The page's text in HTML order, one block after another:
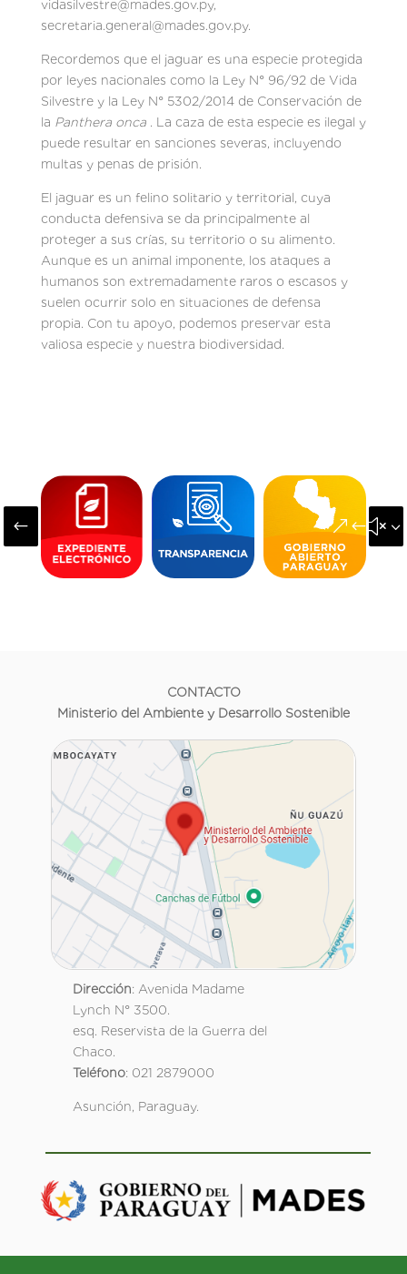
vidasilvestre@mades.gov.py,
secretaria.general@mades.gov.py.
Recordemos que el jaguar es una especie protegida
por leyes nacionales como la Ley N° 96/92 de Vida
Silvestre y la Ley N° 5302/2014 de Conservación de
la Panthera onca. La caza de esta especie es ilegal y
puede resultar en sanciones severas, incluyendo
multas y penas de prisión.
El jaguar es un felino solitario y territorial, cuya
conducta defensiva se da principalmente al
proteger a sus crías, su territorio o su alimento.
Aunque es un animal imponente, los ataques a
humanos son extremadamente raros o escasos y
suelen ocurrir solo en situaciones de defensa
propia. Con tu apoyo, podemos preservar esta
valiosa especie y nuestra biodiversidad.
#
CONTACTO
Ministerio del Ambiente y Desarrollo Sostenible
Dirección: Avenida Madame
Lynch N° 3500.
esq. Reservista de la Guerra del
Chaco.
Teléfono: 021 2879000
Asunción, Paraguay.